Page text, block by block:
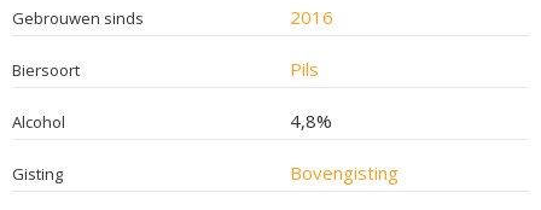
Gebrouwen sinds 2016
Biersoort Pils
Alcohol 4,8%
Gisting Bovengisting